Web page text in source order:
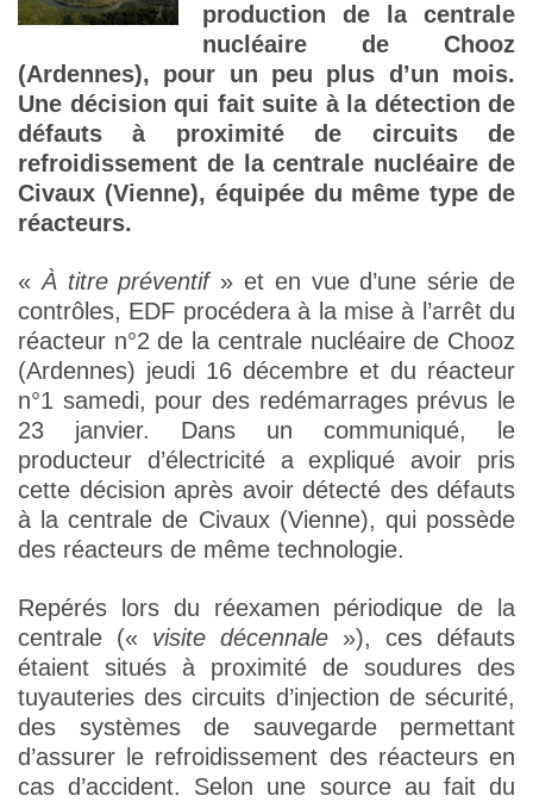
production de la centrale
nucléaire de Chooz
(Ardennes), pour un peu plus d’un mois.
Une décision qui fait suite à la détection de
défauts à proximité de circuits de
refroidissement de la centrale nucléaire de
Civaux (Vienne), équipée du même type de
réacteurs.
« À titre préventif» et en vue d’une série de
contrôles, EDF procédera à la mise à l’arrêt du
réacteur n°2 de la centrale nucléaire de Chooz
(Ardennes) jeudi 16 décembre et du réacteur
n°1 samedi, pour des redémarrages prévus le
23 janvier. Dans un communiqué, le
producteur d’électricité a expliqué avoir pris
cette décision après avoir détecté des défauts
à la centrale de Civaux (Vienne), qui possède
des réacteurs de même technologie.
Repérés lors du réexamen périodique de la
centrale (« visite décennale »), ces défauts
étaient situés à proximité de soudures des
tuyauteries des circuits d’injection de sécurité,
des systèmes de sauvegarde permettant
d’assurer le refroidissement des réacteurs en
cas d’accident. Selon une source au fait du